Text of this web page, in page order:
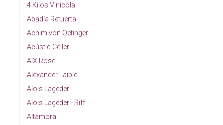
4 Kilos Vinícola
Abadía Retuerta
Achim von Oetinger
Acústic Celler
AIX Rosé
Alexander Laible
Alois Lageder
Alois Lageder - Riff
Altamora